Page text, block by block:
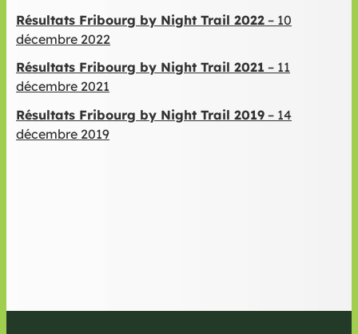
Résultats Fribourg by Night Trail 2022 – 10
décembre 2022
Résultats Fribourg by Night Trail 2021 – 11
décembre 2021
Résultats Fribourg by Night Trail 2019 – 14
décembre 2019